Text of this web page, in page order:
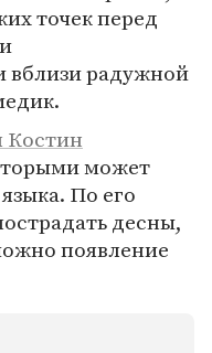
точек перед
вблизи радужной
Костин
может
По его
десны,
появление